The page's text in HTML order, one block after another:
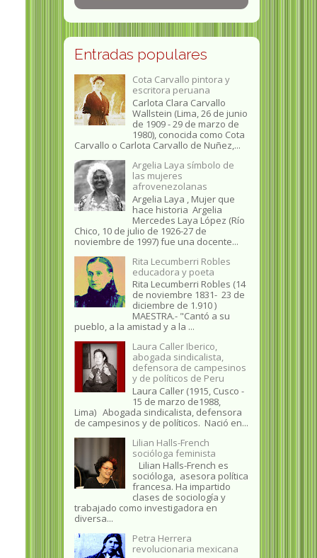
Entradas populares
Cota Carvallo pintora y
escritora peruana
Carlota Clara Carvallo
Wallstein (Lima, 26 de junio
de 1909 - 29 de marzo de
1980), conocida como Cota
Carvallo o Carlota Carvallo de Nuñez,...
Argelia Laya símbolo de
las mujeres
afrovenezolanas
Argelia Laya , Mujer que
hace historia Argelia
Mercedes Laya López (Río
Chico, 10 de julio de 1926-27 de
noviembre de 1997) fue una docente...
Rita Lecumberri Robles
educadora y poeta
Rita Lecumberri Robles (14
de noviembre 1831- 23 de
diciembre de 1.910 )
MAESTRA.- "Cantó a su
pueblo, a la amistad y a la ...
Laura Caller Iberico,
abogada sindicalista,
defensora de campesinos
y de políticos de Peru
Laura Caller (1915, Cusco -
15 de marzo de1988,
Lima) Abogada sindicalista, defensora
de campesinos y de políticos. Nació en...
Lilian Halls-French
socióloga feminista
Lilian Halls-French es
socióloga, asesora política
francesa. Ha impartido
clases de sociología y
trabajado como investigadora en
diversa...
Petra Herrera
revolucionaria mexicana